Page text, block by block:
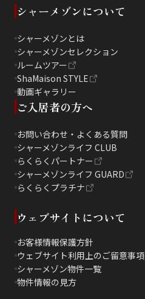
シャーメゾンについて
シャーメゾンとは
シャーメゾンセレクション
ルームツアー
ShaMaison STYLE
動画ギャラリー
ご入居者の方へ
お問い合わせ・よくある質問
シャーメゾンライフ CLUB
らくらくパートナー
シャーメゾンライフ GUARD
らくらくプラチナ
ウェブサイトについて
お客様情報保護方針
ウェブサイト利用上のご留意事項
シャーメゾン物件一覧
物件情報の見方